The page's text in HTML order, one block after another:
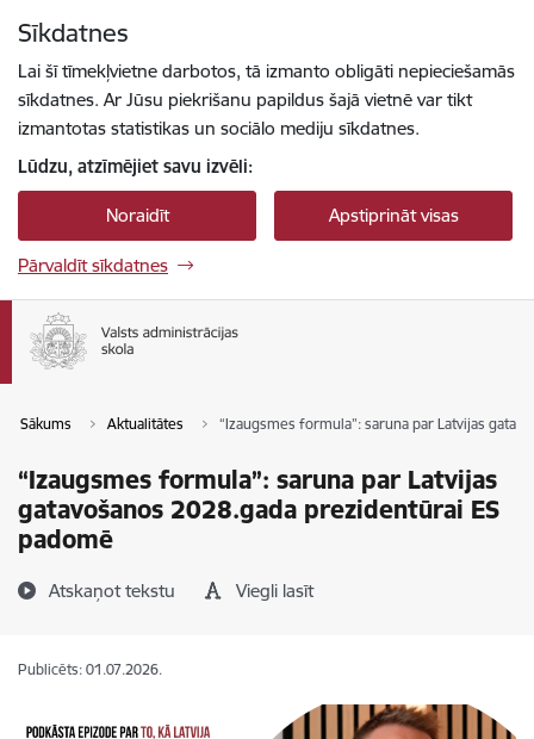
Sīkdatnes
Lai šī tīmekļvietne darbotos, tā izmanto obligāti nepieciešamās
sīkdatnes. Ar Jūsu piekrišanu papildus šajā vietnē var tikt
izmantotas statistikas un sociālo mediju sīkdatnes.
Lūdzu, atzīmējiet savu izvēli:
Noraidīt Apstiprināt visas
Pārvaldīt sīkdatnes
Sākums Aktualitātes “Izaugsmes formula”: saruna par Latvijas
“Izaugsmes formula”: saruna par Latvijas
gatavošanos 2028.gada prezidentūrai ES
padomē
Atskaņot tekstu Viegli lasīt
Publicēts: 01.07.2026.